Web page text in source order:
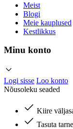
Meist
Blogi
Meie kauplused
Kestlikkus
Minu konto
Logi sisse Loo konto
Nõusoleku seaded
Kiire
Tasuta